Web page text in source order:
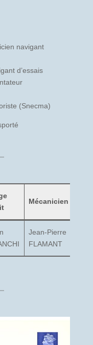
navigant
d’essais
(Snecma)
Mécanicien
Jean-Pierre
FLAMANT